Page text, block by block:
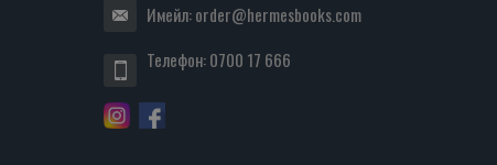
Имейл:order@hermesbooks.com
Телефон:0700 17 666